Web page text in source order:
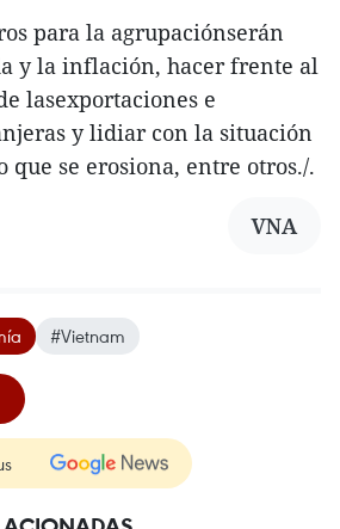
para la agrupaciónserán
y la inflación, hacer frente al
lasexportaciones e
y lidiar con la situación
que se erosiona, entre otros./.
VNA
#Vietnam